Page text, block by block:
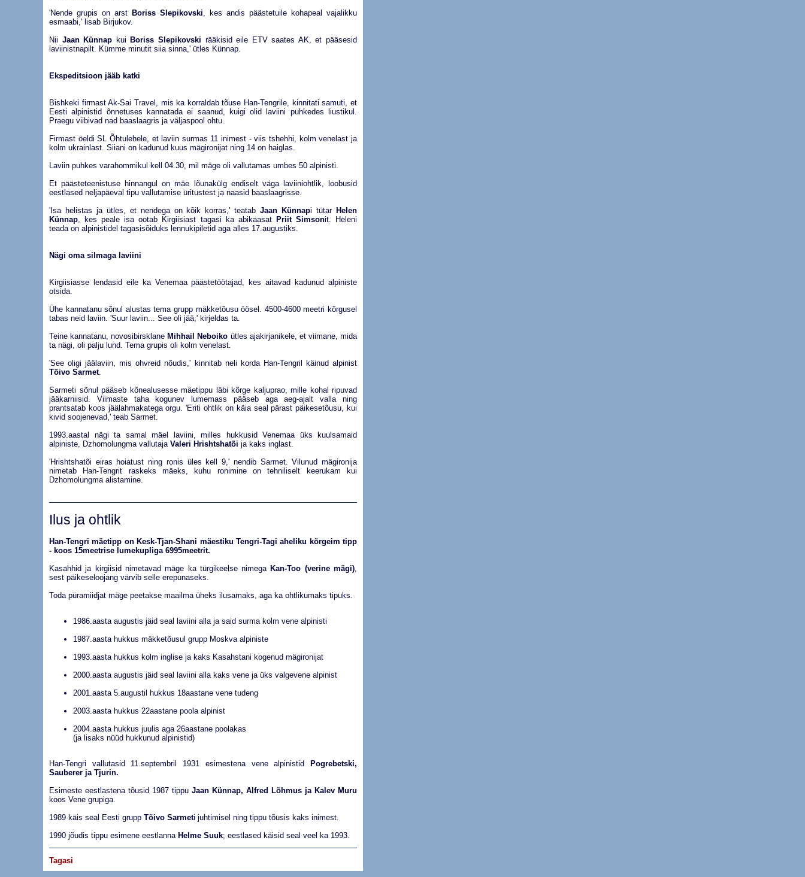
'Nende grupis on arst Boriss Slepikovski , kes andis päästetuile kohapeal vajalikku
esmaabi,' lisab Birjukov.
Nii Jaan Künnap kuiBoriss Slepikovski rääkisid eile ETV saates AK, et pääsesid
laviinistnapilt. Kümme minutit siia sinna,' ütles Künnap.
Ekspeditsioon jääb katki
Bishkeki firmast Ak-Sai Travel, mis ka korraldab tõuse Han-Tengrile, kinnitati samuti, et
Eesti alpinistid õnnetuses kannatada ei saanud, kuigi olid laviini puhkedes liustikul.
Praegu viibivad nad baaslaagris ja väljaspool ohtu.
Firmast öeldi SL Õhtulehele, et laviin surmas 11 inimest - viis tshehhi, kolm venelast ja
kolm ukrainlast. Siiani on kadunud kuus mägironijat ning 14 on haiglas.
Laviin puhkes varahommikul kell 04.30, mil mäge oli vallutamas umbes 50 alpinisti.
Et päästeteenistuse hinnangul on mäe lõunakülg endiselt väga laviiniohtlik, loobusid
eestlased neljapäeval tipu vallutamise üritustest ja naasid baaslaagrisse.
'Isa helistas ja ütles, et nendega on kõik korras,' teatabJaan Künnapi tütarHelen
Künnap , kes peale isa ootab Kirgiisiast tagasi ka abikaasat Priit Simsonit. Heleni
teada on alpinistidel tagasisõiduks lennukipiletid aga alles 17.augustiks.
Nägi oma silmaga laviini
Kirgiisiasse lendasid eile ka Venemaa päästetöötajad, kes aitavad kadunud alpiniste
otsida.
Ühe kannatanu sõnul alustas tema grupp mäkketõusu öösel. 4500-4600 meetri kõrgusel
tabas neid laviin. 'Suur laviin... See oli jää,' kirjeldas ta.
Teine kannatanu, novosibirsklaneMihhail Neboiko ütles ajakirjanikele, et viimane, mida
ta nägi, oli palju lund. Tema grupis oli kolm venelast.
'See oligi jäälaviin, mis ohvreid nõudis,' kinnitab neli korda Han-Tengril käinud alpinist
Tõivo Sarmet.
Sarmeti sõnul pääseb kõnealusesse mäetippu läbi kõrge kaljuprao, mille kohal ripuvad
jääkarniisid. Viimaste taha kogunev lumemass pääseb aga aeg-ajalt valla ning
prantsatab koos jäälahmakatega orgu. 'Eriti ohtlik on käia seal pärast päikesetõusu, kui
kivid soojenevad,' teab Sarmet.
1993.aastal nägi ta samal mäel laviini, milles hukkusid Venemaa üks kuulsamaid
alpiniste, Dzhomolungma vallutaja Valeri Hrishtshatõi ja kaks inglast.
'Hrishtshatõi eiras hoiatust ning ronis üles kell 9,' nendib Sarmet. Vilunud mägironija
nimetab Han-Tengrit raskeks mäeks, kuhu ronimine on tehniliselt keerukam kui
Dzhomolungma alistamine.
Ilus ja ohtlik
Han-Tengri mäetipp on Kesk-Tjan-Shani mäestiku Tengri-Tagi aheliku kõrgeim tipp
- koos 15meetrise lumekupliga 6995meetrit.
Kasahhid ja kirgiisid nimetavad mäge ka türgikeelse nimega Kan-Too (verine mägi),
sest päikeseloojang värvib selle erepunaseks.
Toda püramiidjat mäge peetakse maailma üheks ilusamaks, aga ka ohtlikumaks tipuks.
1986.aasta augustis jäid seal laviini alla ja said surma kolm vene alpinisti
1987.aasta hukkus mäkketõusul grupp Moskva alpiniste
1993.aasta hukkus kolm inglise ja kaks Kasahstani kogenud mägironijat
2000.aasta augustis jäid seal laviini alla kaks vene ja üks valgevene alpinist
2001.aasta 5.augustil hukkus 18aastane vene tudeng
2003.aasta hukkus 22aastane poola alpinist
2004.aasta hukkus juulis aga 26aastane poolakas
(ja lisaks nüüd hukkunud alpinistid)
Han-Tengri vallutasid 11.septembril 1931 esimestena vene alpinistid
Pogrebetski,
Sauberer ja Tjurin.
Esimeste eestlastena tõusid 1987 tippu Jaan Künnap, Alfred Lõhmus ja Kalev Muru
koos Vene grupiga.
1989 käis seal Eesti grupp Tõivo Sarmeti juhtimisel ning tippu tõusis kaks inimest.
1990 jõudis tippu esimene eestlanna Helme Suuk; eestlased käisid seal veel ka 1993.
Tagasi